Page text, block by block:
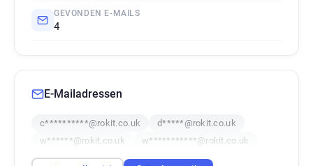
GEVONDEN E-MAILS
4
E-Mailadressen
c**********@rokit.co.uk
d*****@rokit.co.uk
w******@rokit.co.uk
w***********@rokit.co.uk